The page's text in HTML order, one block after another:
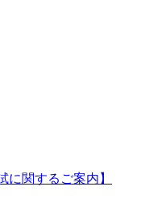
に関するご案内】